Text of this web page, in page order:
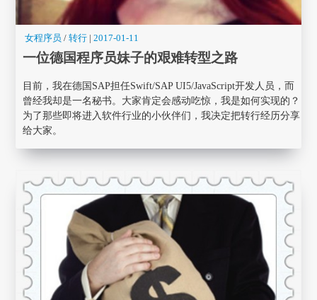
女程序员 / 转行 |2017-01-11
一位德国程序员妹子的艰难转型之路
目前，我在德国SAP担任Swift/SAP UI5/JavaScript开发人员，而
曾经我却是一名秘书。大家肯定会感动吃惊，我是如何实现的？
为了那些即将进入软件行业的小伙伴们，我决定把转行经历分享
给大家。